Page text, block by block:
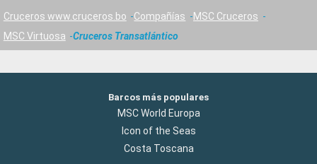
Cruceros www.cruceros.bo Compañías
MSC Cruceros
MSC Virtuosa
Cruceros Transatlántico
Barcos más populares
MSC World Europa
Icon of the Seas
Costa Toscana